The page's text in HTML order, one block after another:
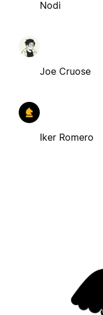
Nodi
Joe Cruose
Iker Romero